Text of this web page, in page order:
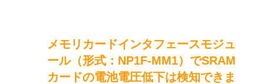
メモリカードインタフェースモジュ
ール（形式：NP1F-MM1）でSRAM
カードの電池電圧低下は検知できま